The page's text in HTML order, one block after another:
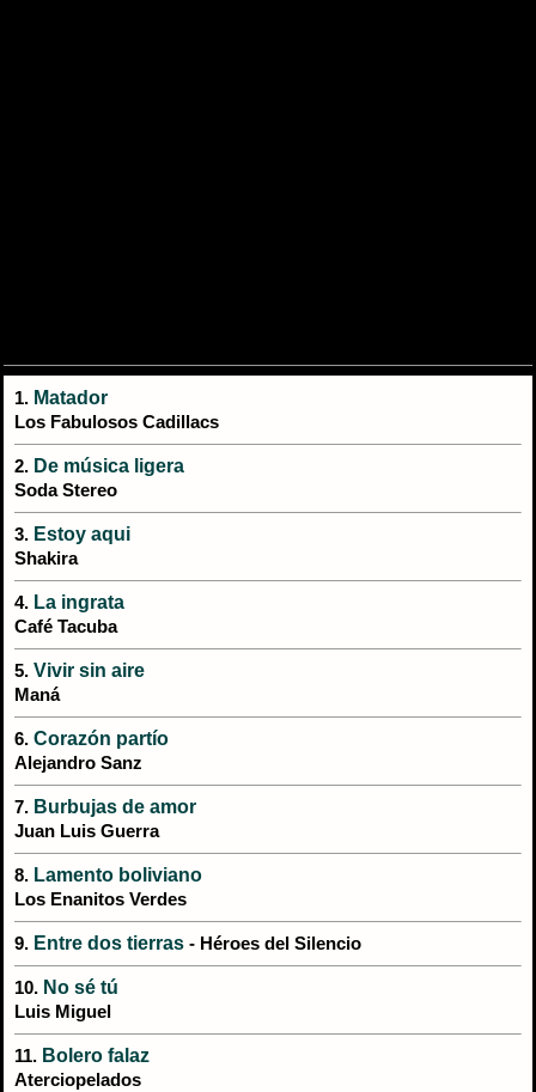
1. Matador
Los Fabulosos Cadillacs
2. De música ligera
Soda Stereo
3. Estoy aqui
Shakira
4. La ingrata
Café Tacuba
5. Vivir sin aire
Maná
6. Corazón partío
Alejandro Sanz
7. Burbujas de amor
Juan Luis Guerra
8. Lamento boliviano
Los Enanitos Verdes
9. Entre dos tierras - Héroes del Silencio
10. No sé tú
Luis Miguel
11. Bolero falaz
Aterciopelados